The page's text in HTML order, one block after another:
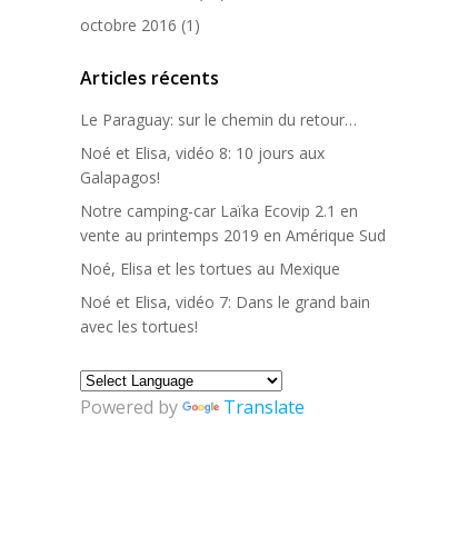
octobre 2016 (1)
Articles récents
Le Paraguay: sur le chemin du retour…
Noé et Elisa, vidéo 8: 10 jours aux
Galapagos!
Notre camping-car Laïka Ecovip 2.1 en
vente au printemps 2019 en Amérique Sud
Noé, Elisa et les tortues au Mexique
Noé et Elisa, vidéo 7: Dans le grand bain
avec les tortues!
Powered by Translate